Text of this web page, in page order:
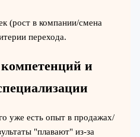
(рост в компании/смена
перехода.
и
уже есть опыт в продажах/
"плавают" из-за